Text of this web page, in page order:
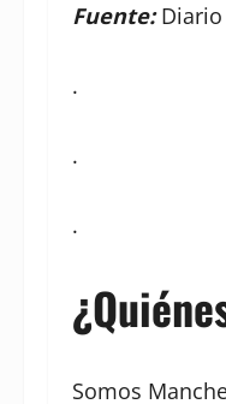
Fuente:Diario
.
.
.
Somos